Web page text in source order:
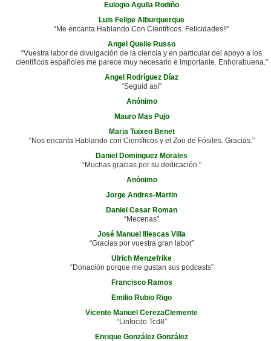
Eulogio Agulla Rodiño
Luis Felipe Alburquerque
“Me encanta Hablando Con Científicos. Felicidades!!”
Angel Quelle Russo
“Vuestra labor de divulgación de la ciencia y en particular del apoyo a los
científicos españoles me parece muy necesario e importante. Enhorabuena.”
Angel Rodríguez Díaz
“Seguid así”
Anónimo
Mauro Mas Pujo
Maria Tuixen Benet
“Nos encanta Hablando con Científicos y el Zoo de Fósiles. Gracias.”
Daniel Dominguez Morales
“Muchas gracias por su dedicación.”
Anónimo
Jorge Andres-Martin
Daniel Cesar Roman
“Mecenas”
José Manuel Illescas Villa
“Gracias por vuestra gran labor”
Ulrich Menzefrike
“Donación porque me gustan sus podcasts”
Francisco Ramos
Emilio Rubio Rigo
Vicente Manuel CerezaClemente
“Linfocito Tcd8”
Enrique González González